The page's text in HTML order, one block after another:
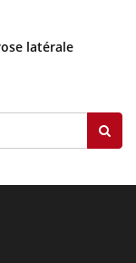
latérale